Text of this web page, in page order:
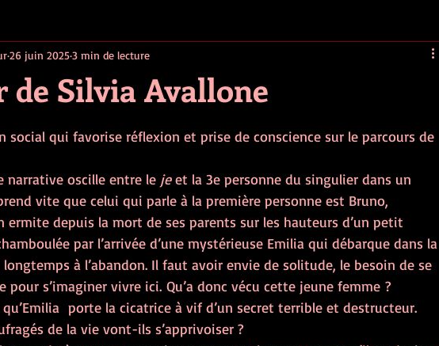
Silvia Avallone
26 juin 20253 min de lecture
social qui favorise réflexion et prise de conscience sur le parcours de
narrative oscille entre le je et la 3e personne du singulier dans un
vite que celui qui parle à la première personne est Bruno,
ermite depuis la mort de ses parents sur les hauteurs d’un petit
par l’arrivée d’une mystérieuse Emilia qui débarque dans la
à l’abandon. Il faut avoir envie de solitude, le besoin de se
s’imaginer vivre ici. Qu’a donc vécu cette jeune femme ?
porte la cicatrice à vif d’un secret terrible et destructeur.
de la vie vont-ils s’apprivoiser ?